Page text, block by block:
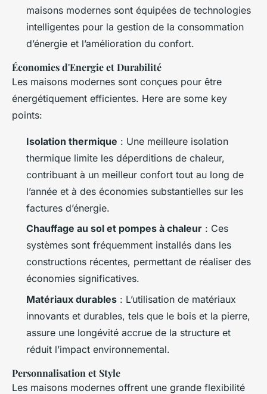
maisons modernes sont équipées de technologies
intelligentes pour la gestion de la consommation
d’énergie et l’amélioration du confort.
Économies d'Energie et Durabilité
Les maisons modernes sont conçues pour être
énergétiquement efficientes. Here are some key
points:
Isolation thermique : Une meilleure isolation
thermique limite les déperditions de chaleur,
contribuant à un meilleur confort tout au long de
l’année et à des économies substantielles sur les
factures d’énergie.
Chauffage au sol et pompes à chaleur : Ces
systèmes sont fréquemment installés dans les
constructions récentes, permettant de réaliser des
économies significatives.
Matériaux durables : L’utilisation de matériaux
innovants et durables, tels que le bois et la pierre,
assure une longévité accrue de la structure et
réduit l’impact environnemental.
Personnalisation et Style
Les maisons modernes offrent une grande flexibilité